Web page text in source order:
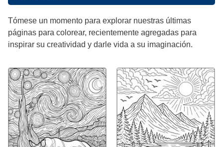
Tómese un momento para explorar nuestras últimas
páginas para colorear, recientemente agregadas para
inspirar su creatividad y darle vida a su imaginación.